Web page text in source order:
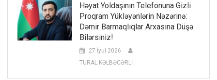
Həyat Yoldaşının Telefonuna Gizli
Proqram Yükləyənlərin Nəzərinə:
Dəmir Barmaqlıqlar Arxasına Düşə
Bilərsiniz!
27 İyul 2026
TURAL KƏLBƏCƏRLİ